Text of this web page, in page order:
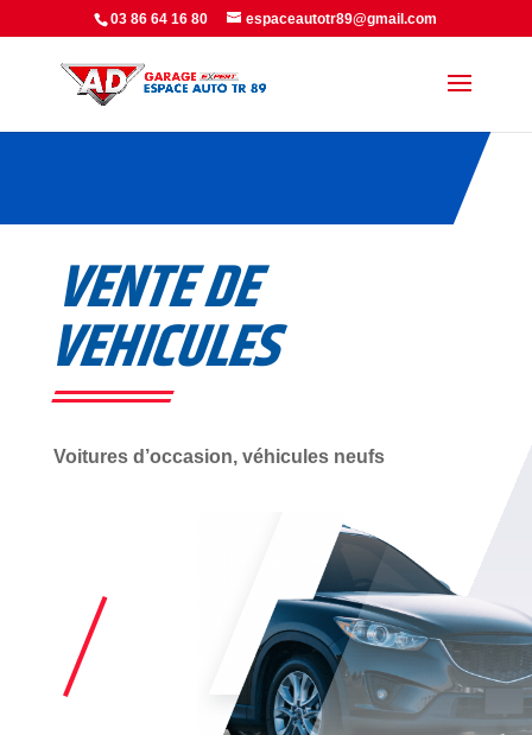
Panneau de gestion des cookies
03 86 64 16 80 espaceautotr89@gmail.com
VENTE DE
VEHICULES
Voitures d’occasion, véhicules neufs